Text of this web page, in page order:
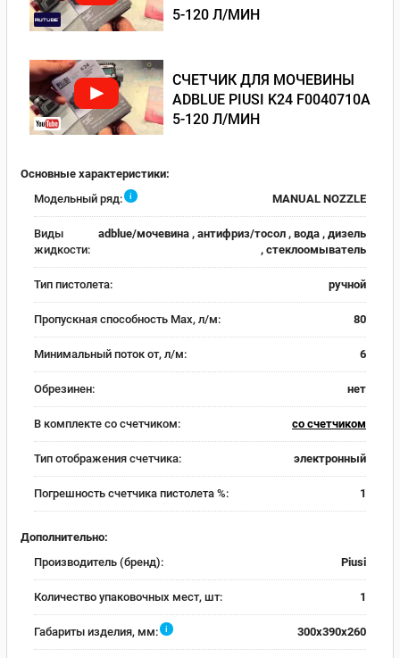
5-120 Л/МИН
СЧЕТЧИК ДЛЯ МОЧЕВИНЫ
ADBLUE PIUSI K24 F0040710A
5-120 Л/МИН
Основные характеристики:
Модельный ряд:
i MANUAL NOZZLE
Виды
жидкости:
adblue/мочевина , антифриз/тосол , вода , дизель
, стеклоомыватель
Тип пистолета: ручной
Пропускная способность Max, л/м: 80
Минимальный поток от, л/м: 6
Обрезинен: нет
В комплекте со счетчиком: со счетчиком
Тип отображения счетчика: электронный
Погрешность счетчика пистолета %: 1
Дополнительно:
Производитель (бренд):
Piusi
Количество упаковочных мест, шт: 1
Габариты изделия, мм: i 300х390х260